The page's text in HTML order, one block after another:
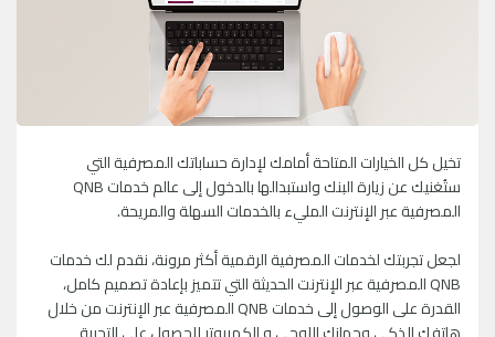
تخيل كل الخيارات المتاحة أمامك لإدارة حساباتك المصرفية التي
ستُغنيك عن زيارة البنك واستبدالها بالدخول إلى عالم خدمات QNB
المصرفية عبر الإنترنت المليء بالخدمات السهلة والمريحة.
لجعل تجربتك لخدمات المصرفية الرقمية أكثر مرونة، نقدم لك خدمات
QNB المصرفية عبر الإنترنت الحديثة التي تتميز بإعادة تصميم كامل،
القدرة على الوصول إلى خدمات QNB المصرفية عبر الإنترنت من خلال